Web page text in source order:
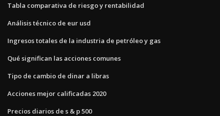
Tabla comparativa de riesgo y rentabilidad
Análisis técnico de eur usd
Ingresos totales de la industria de petróleo y gas
Qué significan las acciones comunes
Tipo de cambio de dinar a libras
Acciones mejor calificadas 2020
Precios diarios de s & p 500